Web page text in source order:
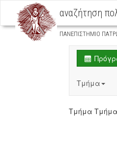
αναζήτηση
ΠΑΝΕΠΙΣΤΗΜΙΟ
Τμήμα
Τμήμα